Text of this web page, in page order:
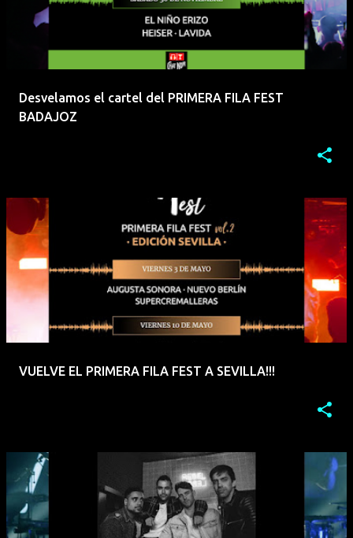
Desvelamos el cartel del PRIMERA FILA FEST
BADAJOZ
VUELVE EL PRIMERA FILA FEST A SEVILLA!!!